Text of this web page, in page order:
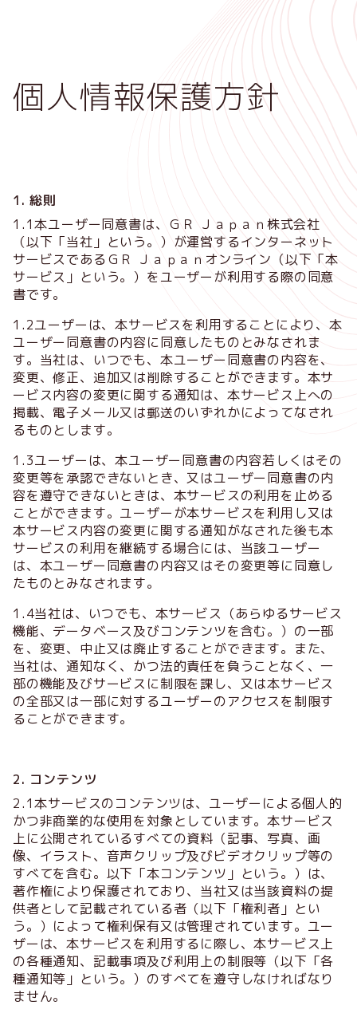
個人情報保護方針
1. 総則
1.1本ユーザー同意書は、ＧＲ Ｊａｐａｎ株式会社
（以下「当社」という。）が運営するインターネット
サービスであるＧＲ Ｊａｐａｎオンライン（以下「本
サービス」という。）をユーザーが利用する際の同意
書です。
1.2ユーザーは、本サービスを利用することにより、本
ユーザー同意書の内容に同意したものとみなされま
す。当社は、いつでも、本ユーザー同意書の内容を、
変更、修正、追加又は削除することができます。本サ
ービス内容の変更に関する通知は、本サービス上への
掲載、電子メール又は郵送のいずれかによってなされ
るものとします。
1.3ユーザーは、本ユーザー同意書の内容若しくはその
変更等を承認できないとき、又はユーザー同意書の内
容を遵守できないときは、本サービスの利用を止める
ことができます。ユーザーが本サービスを利用し又は
本サービス内容の変更に関する通知がなされた後も本
サービスの利用を継続する場合には、当該ユーザー
は、本ユーザー同意書の内容又はその変更等に同意し
たものとみなされます。
1.4当社は、いつでも、本サービス（あらゆるサービス
機能、データベース及びコンテンツを含む。）の一部
を、変更、中止又は廃止することができます。また、
当社は、通知なく、かつ法的責任を負うことなく、一
部の機能及びサービスに制限を課し、又は本サービス
の全部又は一部に対するユーザーのアクセスを制限す
ることができます。
2. コンテンツ
2.1本サービスのコンテンツは、ユーザーによる個人的
かつ非商業的な使用を対象としています。本サービス
上に公開されているすべての資料（記事、写真、画
像、イラスト、音声クリップ及びビデオクリップ等の
すべてを含む。以下「本コンテンツ」という。）は、
著作権により保護されており、当社又は当該資料の提
供者として記載されている者（以下「権利者」とい
う。）によって権利保有又は管理されています。ユー
ザーは、本サービスを利用するに際し、本サービス上
の各種通知、記載事項及び利用上の制限等（以下「各
種通知等」という。）のすべてを遵守しなければなり
ません。